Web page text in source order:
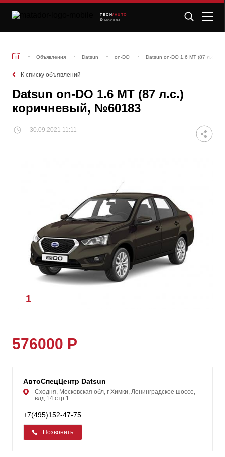
TECH /AUTO
МОСКВА
Объявления Datsun on-DO Datsun on-DO 1.6 МТ (87 л.с.)
К списку объявлений
Datsun on-DO 1.6 МТ (87 л.с.)
коричневый, №60183
30.09.2021 11:11
1
576000 Р
АвтоСпецЦентр Datsun
Сходня, Московская обл, г Химки, Ленинградское шоссе,
влд 14 стр 1
+7(495)152-47-75
Позвонить